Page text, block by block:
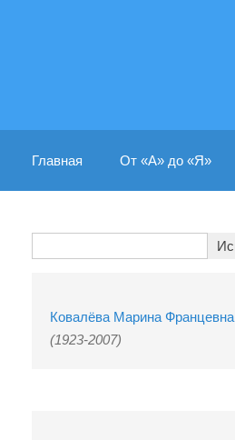
Главная От «А» до «Я»
Ковалёва Марина Францевна
(1923-2007)